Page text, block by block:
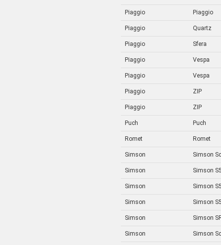
Piaggio Piaggio
Piaggio Quartz
Piaggio Sfera
Piaggio Vespa
Piaggio Vespa
Piaggio ZIP
Piaggio ZIP
Puch Puch
Romet Romet
Simson Simson
Simson Simson
Simson Simson
Simson Simson
Simson Simson
Simson Simson